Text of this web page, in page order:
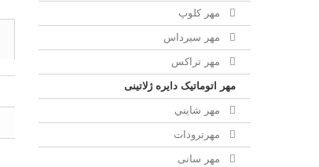
مهر كلوپ
مهر سيرداس
مهر تراکس
مهر اتوماتیک دايره ژلاتینی
مهر شايني
مهرترودات
مهر سانی